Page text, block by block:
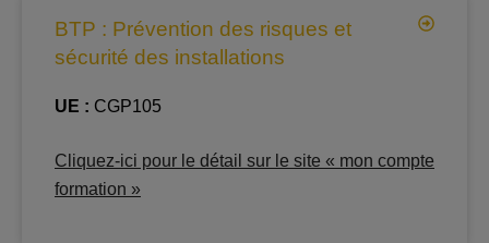
BTP : Prévention des risques et
sécurité des installations
UE : CGP105
Cliquez-ici pour le détail sur le site « mon compte
formation »